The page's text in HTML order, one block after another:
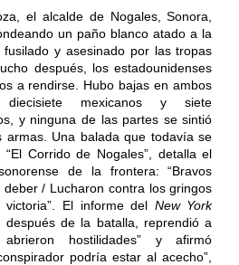
el alcalde de Nogales, Sonora,
un paño blanco atado a la
y asesinado por las tropas
después, los estadounidenses
a rendirse. Hubo bajas en ambos
mexicanos y siete
y ninguna de las partes se sintió
armas. Una balada que todavía se
Corrido de Nogales”, detalla el
de la frontera: “Bravos
/ Lucharon contra los gringos
El informe del New York
de la batalla, reprendió a
hostilidades” y afirmó
podría estar al acecho”,